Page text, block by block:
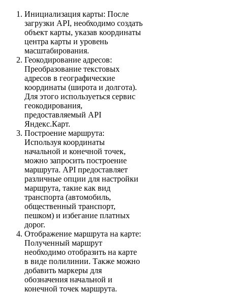
Инициализация карты: После
загрузки API, необходимо создать
объект карты, указав координаты
центра карты и уровень
масштабирования.
Геокодирование адресов:
Преобразование текстовых
адресов в географические
координаты (широта и долгота).
Для этого используеться сервис
геокодирования,
предоставляемый API
Яндекс.Карт.
Построение маршрута:
Используя координаты
начальной и конечной точек,
можно запросить построение
маршрута. API предоставляет
различные опции для настройки
маршрута, такие как вид
транспорта (автомобиль,
общественный транспорт,
пешком) и избегание платных
дорог.
Отображение маршрута на карте:
Полученный маршрут
необходимо отобразить на карте
в виде полилинии. Также можно
добавить маркеры для
обозначения начальной и
конечной точек маршрута.